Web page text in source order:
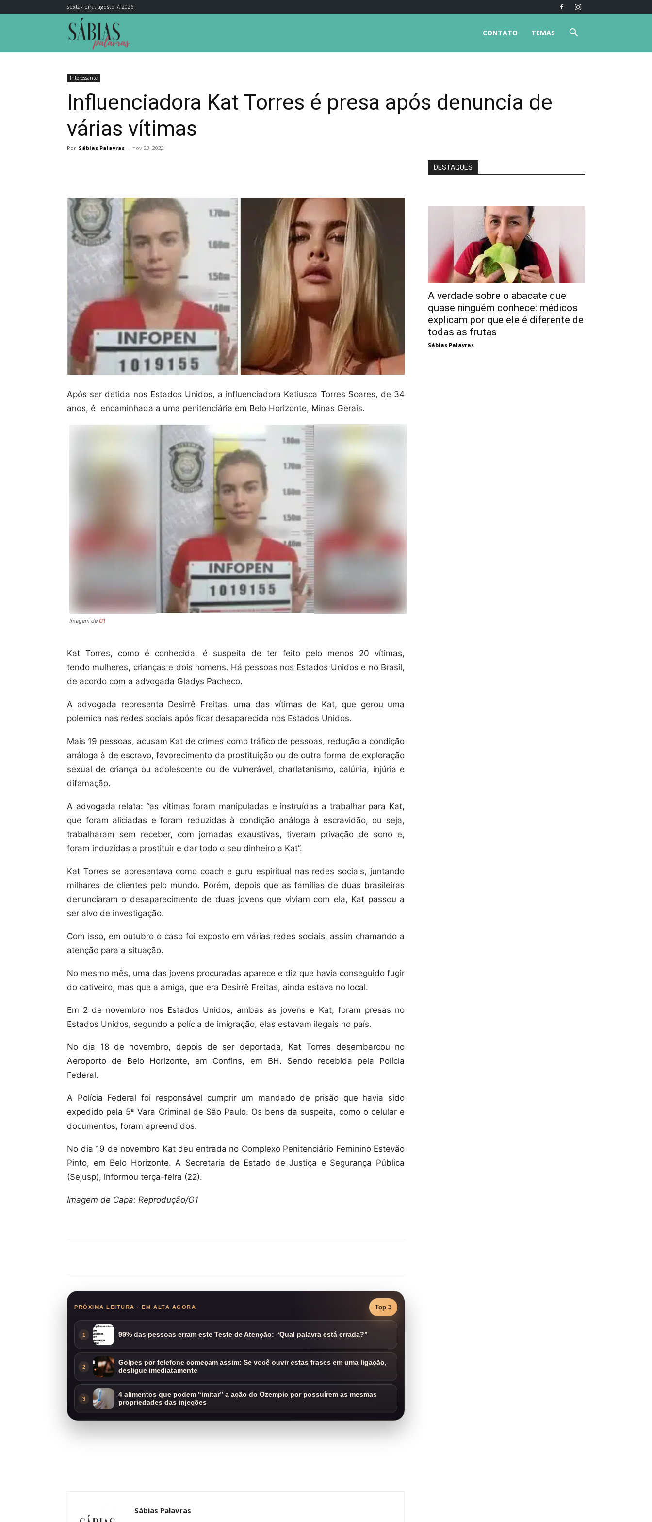
sexta-feira, agosto 7, 2026
TEMAS
CONTATO
Interessante
Influenciadora Kat Torres é presa após denuncia de
várias vítimas
Por Sábias Palavras - nov 23, 2022
Após ser detida nos Estados Unidos, a influenciadora Katiusca Torres Soares, de 34
anos, é encaminhada a uma penitenciária em Belo Horizonte, Minas Gerais.
Imagem de G1
Kat Torres, como é conhecida, é suspeita de ter feito pelo menos 20 vítimas,
tendo mulheres, crianças e dois homens. Há pessoas nos Estados Unidos e no Brasil,
de acordo com a advogada Gladys Pacheco.
A advogada representa Desirrê Freitas, uma das vítimas de Kat, que gerou uma
polemica nas redes sociais após ficar desaparecida nos Estados Unidos.
Mais 19 pessoas, acusam Kat de crimes como tráfico de pessoas, redução a condição
análoga à de escravo, favorecimento da prostituição ou de outra forma de exploração
sexual de criança ou adolescente ou de vulnerável, charlatanismo, calúnia, injúria e
difamação.
A advogada relata: “as vítimas foram manipuladas e instruídas a trabalhar para Kat,
que foram aliciadas e foram reduzidas à condição análoga à escravidão, ou seja,
trabalharam sem receber, com jornadas exaustivas, tiveram privação de sono e,
foram induzidas a prostituir e dar todo o seu dinheiro a Kat”.
Kat Torres se apresentava como coach e guru espiritual nas redes sociais, juntando
milhares de clientes pelo mundo. Porém, depois que as famílias de duas brasileiras
denunciaram o desaparecimento de duas jovens que viviam com ela, Kat passou a
ser alvo de investigação.
Com isso, em outubro o caso foi exposto em várias redes sociais, assim chamando a
atenção para a situação.
No mesmo mês, uma das jovens procuradas aparece e diz que havia conseguido fugir
do cativeiro, mas que a amiga, que era Desirrê Freitas, ainda estava no local.
Em 2 de novembro nos Estados Unidos, ambas as jovens e Kat, foram presas no
Estados Unidos, segundo a polícia de imigração, elas estavam ilegais no país.
No dia 18 de novembro, depois de ser deportada, Kat Torres desembarcou no
Aeroporto de Belo Horizonte, em Confins, em BH. Sendo recebida pela Polícia
Federal.
A Polícia Federal foi responsável cumprir um mandado de prisão que havia sido
expedido pela 5ª Vara Criminal de São Paulo. Os bens da suspeita, como o celular e
documentos, foram apreendidos.
No dia 19 de novembro Kat deu entrada no Complexo Penitenciário Feminino Estevão
Pinto, em Belo Horizonte. A Secretaria de Estado de Justiça e Segurança Pública
(Sejusp), informou terça-feira (22).
Imagem de Capa: Reprodução/G1
PRÓXIMA LEITURA - EM ALTA AGORA Top 3
1 99% das pessoas erram este Teste de Atenção: “Qual palavra está errada?”
2
Golpes por telefone começam assim: Se você ouvir estas frases em uma ligação,
desligue imediatamente
3
4 alimentos que podem “imitar” a ação do Ozempic por possuírem as mesmas
propriedades das injeções
Sábias Palavras
DESTAQUES
A verdade sobre o abacate que
quase ninguém conhece: médicos
explicam por que ele é diferente de
todas as frutas
Sábias Palavras